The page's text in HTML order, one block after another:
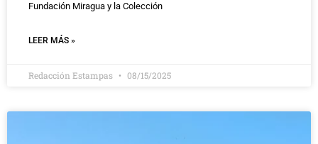
Fundación Miragua y la Colección
LEER MÁS »
Redacción Estampas 08/15/2025